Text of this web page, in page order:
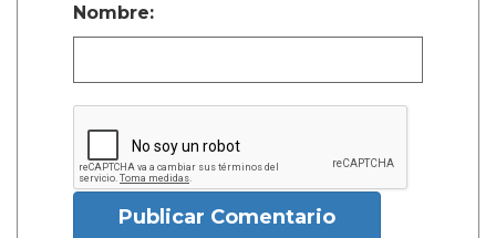
Nombre:
Publicar Comentario